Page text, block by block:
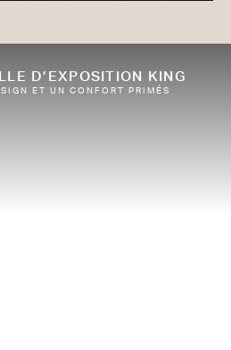
D’EXPOSITION KING
ET UN CONFORT PRIMÉS